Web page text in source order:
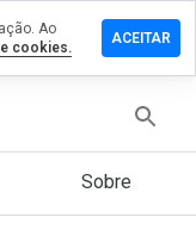
Sobre
Ao
cookies.
ACEITAR